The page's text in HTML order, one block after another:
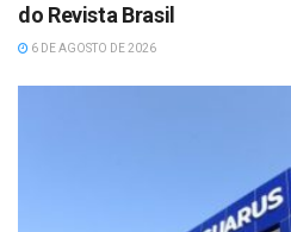
do Revista Brasil
6 DE AGOSTO DE 2026